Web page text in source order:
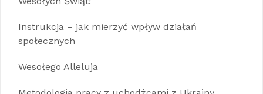
Instrukcja – jak mierzyć wpływ działań
społecznych
Wesołego Alleluja